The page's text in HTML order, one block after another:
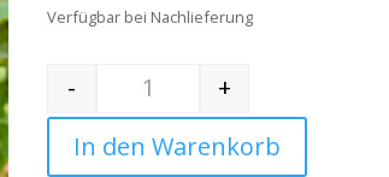
Verfügbar bei Nachlieferung
Quantity
-
+
In den Warenkorb